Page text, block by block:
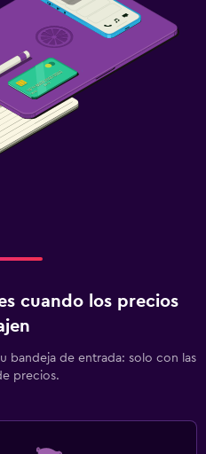
cuando los precios
bandeja de entrada: solo con las
precios.